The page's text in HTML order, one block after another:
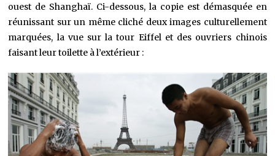
ouest de Shanghaï. Ci-dessous, la copie est démasquée en
réunissant sur un même cliché deux images culturellement
marquées, la vue sur la tour Eiffel et des ouvriers chinois
faisant leur toilette à l’extérieur :